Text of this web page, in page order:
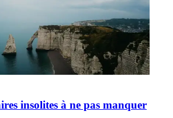
insolites à ne pas manquer